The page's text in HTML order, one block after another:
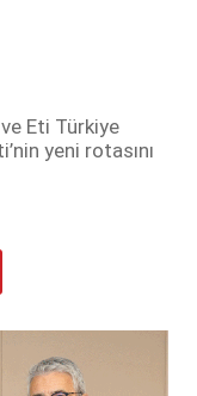
Eti Türkiye
yeni rotasını